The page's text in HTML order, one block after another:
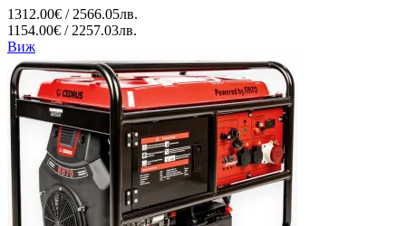
1312.00€ / 2566.05лв.
1154.00€ / 2257.03лв.
Виж